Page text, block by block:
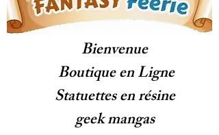
Bienvenue
Boutique en Ligne
Statuettes en résine
geek mangas